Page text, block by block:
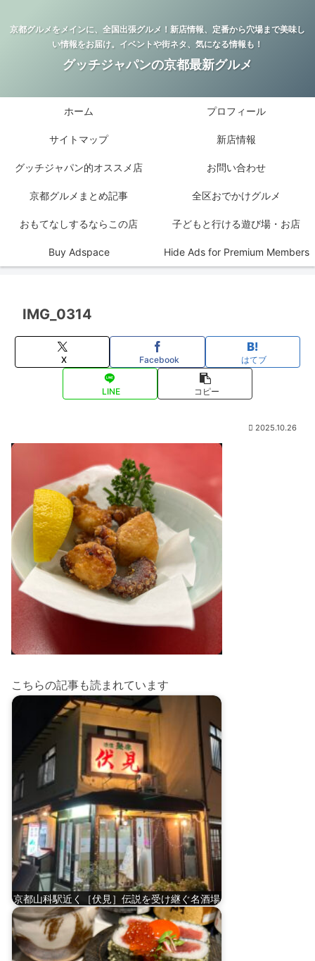
京都グルメをメインに、全国出張グルメ！新店情報、定番から穴場まで美味し
い情報をお届け。イベントや街ネタ、気になる情報も！
グッチジャパンの京都最新グルメ
ホーム プロフィール
サイトマップ 新店情報
グッチジャパン的オススメ店 お問い合わせ
京都グルメまとめ記事 全区おでかけグルメ
おもてなしするならこの店 子どもと行ける遊び場・お店
Buy Adspace Hide Ads for Premium Members
IMG_0314
X Facebook はてブ
LINE コピー
2025.10.26
こちらの記事も読まれています
京都山科駅近く［伏見］伝説を受け継ぐ名酒場